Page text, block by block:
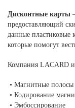
Дисконтные карты
предоставляющий
данные пластиковые
которые помогут
Компания LACARD
• Магнитные полосы
• Кодирование
• Эмбоссирование